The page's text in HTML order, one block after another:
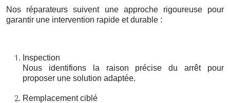
Nos réparateurs suivent une approche rigoureuse pour
garantir une intervention rapide et durable :
Inspection
Nous identifions la raison précise du arrêt pour
proposer une solution adaptée.
Remplacement ciblé